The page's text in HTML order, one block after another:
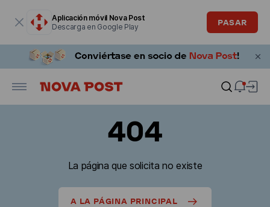
Aplicación móvil Nova Post
Descarga en Google Play
PASAR
404
La página que solicita no existe
A LA PÁGINA PRINCIPAL